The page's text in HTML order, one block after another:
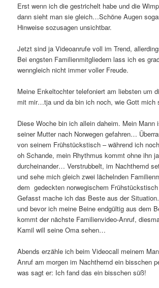
Erst wenn ich die gestrichelt habe und die
dann sieht man sie gleich…Schöne Augen
Hinweise sozusagen unsichtbar.
Jetzt sind ja Videoanrufe voll im Trend,
Bei engsten Familienmitgliedern lass ich es
wenngleich nicht immer voller Freude.
Meine Enkeltochter telefoniert am liebsten um
mit mir…tja und da bin ich noch, wie Gott mich
Diese Woche bin ich allein daheim. Mein Mann
seiner Mutter nach Norwegen gefahren…
von seinem Frühstückstisch – während ich
oh Schande, mein Rhythmus kommt ohne ihn
durcheinander… Verstrubbelt, im Nachthemd
und sehe mich gleich zwei lächelnden
dem gedeckten norwegischem Frühstückstisch
Gefasst mache ich das Beste aus der
und bevor ich meine Beine endgültig aus dem
kommt der nächste Familienvideo-Anruf,
Kamil will seine Oma sehen…
Abends erzähle ich beim Videocall meinem
Anruf am morgen im Nachthemd ein bisschen
was sagt er: Ich fand das ein bisschen süß!